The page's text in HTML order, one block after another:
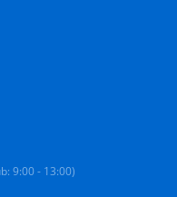
9:00 - 13:00)